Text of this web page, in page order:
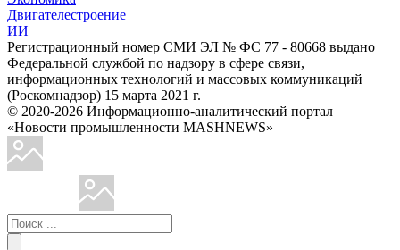
Двигателестроение
ИИ
Регистрационный номер СМИ ЭЛ № ФС 77 - 80668 выдано
Федеральной службой по надзору в сфере связи,
информационных технологий и массовых коммуникаций
(Роскомнадзор) 15 марта 2021 г.
© 2020-2026 Информационно-аналитический портал
«Новости промышленности MASHNEWS»